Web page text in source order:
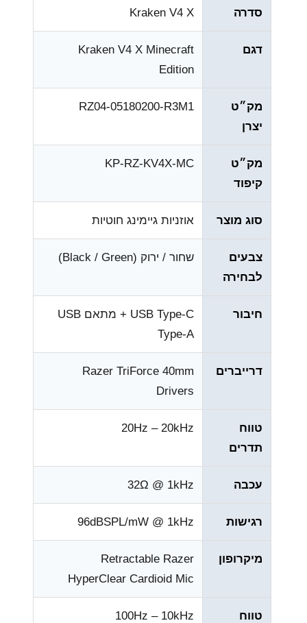
סדרה Kraken V4 X
דגם
Kraken V4 X Minecraft
Edition
מק״ט
יצרן
RZ04-05180200-R3M1
מק״ט
קיפוד
KP-RZ-KV4X-MC
סוג מוצר אוזניות גיימינג חוטיות
צבעים
לבחירה
שחור / ירוק (Black / Green)
חיבור
USB Type-C + מתאם USB
Type-A
דרייברים
Razer TriForce 40mm
Drivers
טווח
תדרים
20Hz – 20kHz
עכבה 32Ω @ 1kHz
רגישות 96dBSPL/mW @ 1kHz
מיקרופון
Retractable Razer
HyperClear Cardioid Mic
טווח
100Hz – 10kHz